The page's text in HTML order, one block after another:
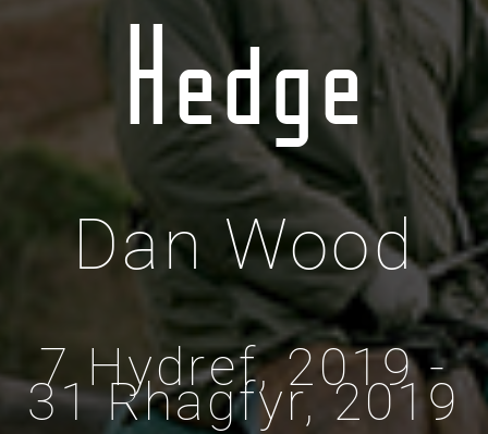
Hedge
Dan Wood
7 Hydref, 2019 -
31 Rhagfyr, 2019